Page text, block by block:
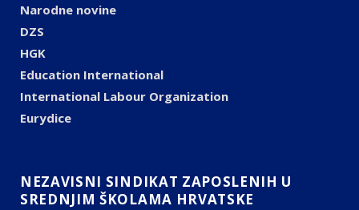
Narodne novine
DZS
HGK
Education International
International Labour Organization
Eurydice
NEZAVISNI SINDIKAT ZAPOSLENIH U
SREDNJIM ŠKOLAMA HRVATSKE